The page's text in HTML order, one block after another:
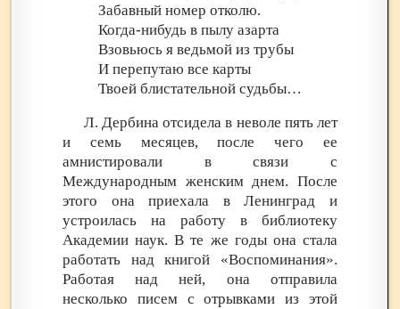
Забавный номер отколю.
Когда-нибудь в пылу азарта
Взовьюсь я ведьмой из трубы
И перепутаю все карты
Твоей блистательной судьбы…
Л. Дербина отсидела в неволе пять лет
и семь месяцев, после чего ее
амнистировали в связи с
Международным женским днем. После
этого она приехала в Ленинград и
устроилась на работу в библиотеку
Академии наук. В те же годы она стала
работать над книгой «Воспоминания».
Работая над ней, она отправила
несколько писем с отрывками из этой